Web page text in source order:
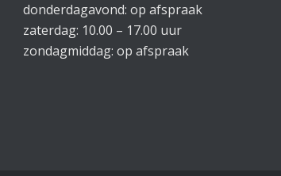
donderdagavond: op afspraak
zaterdag: 10.00 – 17.00 uur
zondagmiddag: op afspraak